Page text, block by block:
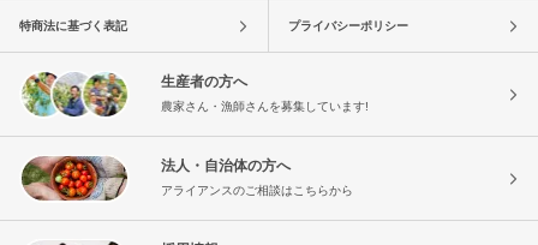
特商法に基づく表記 プライバシーポリシー
生産者の方へ
農家さん・漁師さんを募集しています!
法人・自治体の方へ
アライアンスのご相談はこちらから